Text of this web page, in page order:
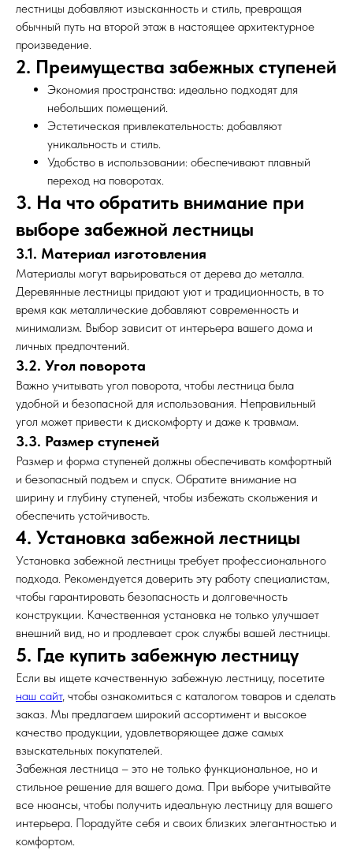
лестницы добавляют изысканность и стиль, превращая
обычный путь на второй этаж в настоящее архитектурное
произведение.
2. Преимущества забежных ступеней
Экономия пространства: идеально подходят для
небольших помещений.
Эстетическая привлекательность: добавляют
уникальность и стиль.
Удобство в использовании: обеспечивают плавный
переход на поворотах.
3. На что обратить внимание при
выборе забежной лестницы
3.1. Материал изготовления
Материалы могут варьироваться от дерева до металла.
Деревянные лестницы придают уют и традиционность, в то
время как металлические добавляют современность и
минимализм. Выбор зависит от интерьера вашего дома и
личных предпочтений.
3.2. Угол поворота
Важно учитывать угол поворота, чтобы лестница была
удобной и безопасной для использования. Неправильный
угол может привести к дискомфорту и даже к травмам.
3.3. Размер ступеней
Размер и форма ступеней должны обеспечивать комфортный
и безопасный подъем и спуск. Обратите внимание на
ширину и глубину ступеней, чтобы избежать скольжения и
обеспечить устойчивость.
4. Установка забежной лестницы
Установка забежной лестницы требует профессионального
подхода. Рекомендуется доверить эту работу специалистам,
чтобы гарантировать безопасность и долговечность
конструкции. Качественная установка не только улучшает
внешний вид, но и продлевает срок службы вашей лестницы.
5. Где купить забежную лестницу
Если вы ищете качественную забежную лестницу, посетите
наш сайт, чтобы ознакомиться с каталогом товаров и сделать
заказ. Мы предлагаем широкий ассортимент и высокое
качество продукции, удовлетворяющее даже самых
взыскательных покупателей.
Забежная лестница – это не только функциональное, но и
стильное решение для вашего дома. При выборе учитывайте
все нюансы, чтобы получить идеальную лестницу для вашего
интерьера. Порадуйте себя и своих близких элегантностью и
комфортом.